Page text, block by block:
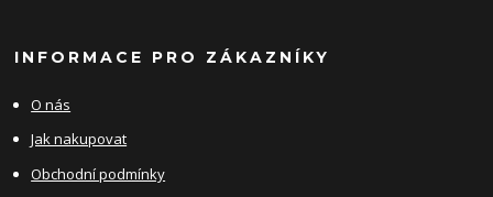
INFORMACE PRO ZÁKAZNÍKY
O nás
Jak nakupovat
Obchodní podmínky